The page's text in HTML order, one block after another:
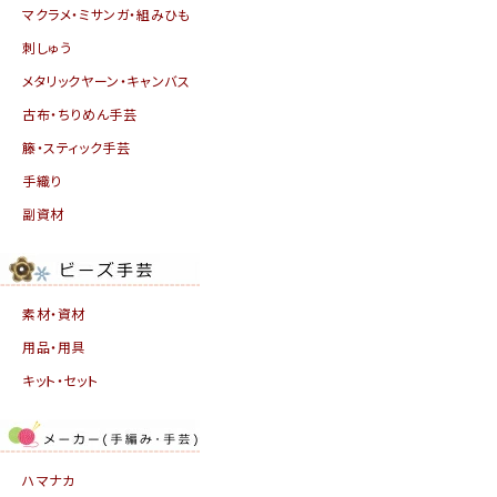
マクラメ・ミサンガ・組みひも
刺しゅう
メタリックヤーン・キャンバス
古布・ちりめん手芸
籐・スティック手芸
手織り
副資材
素材・資材
用品・用具
キット・セット
ハマナカ